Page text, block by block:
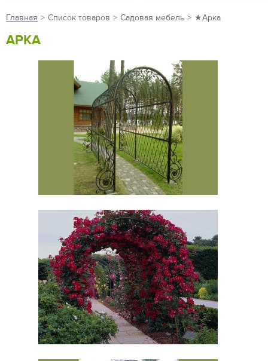
Главная > Список товаров > Садовая мебель > ★Арка
АРКА